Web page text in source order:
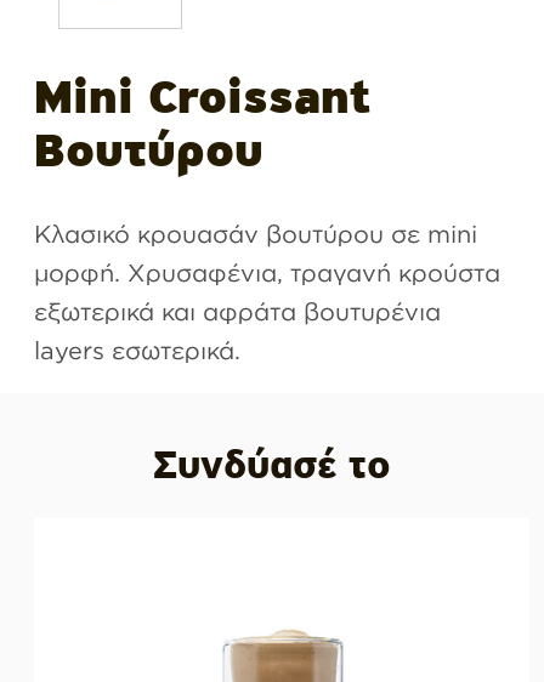
Mini Croissant
Βουτύρου
Κλασικό κρουασάν βουτύρου σε mini
μορφή. Χρυσαφένια, τραγανή κρούστα
εξωτερικά και αφράτα βουτυρένια
layers εσωτερικά.
Συνδύασέ το